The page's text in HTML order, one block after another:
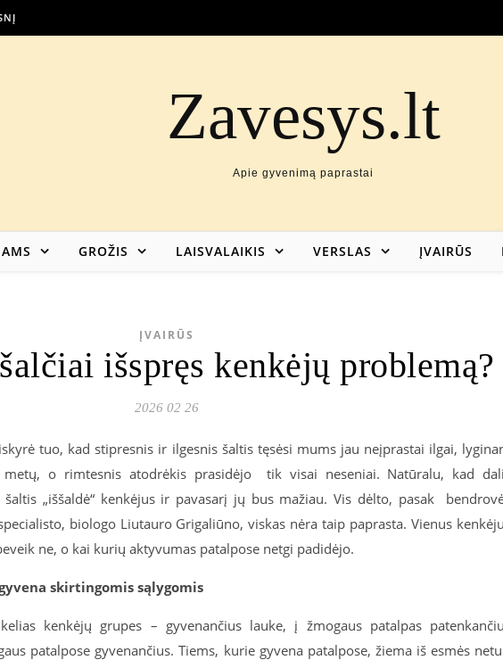
Zavesys.lt
Apie gyvenimą paprastai
GROŽIS LAISVALAIKIS VERSLAS ĮVAIRŪS
ĮVAIRŪS
išspręs kenkėjų problemą?
2026 02 26
tuo, kad stipresnis ir ilgesnis šaltis tęsėsi mums jau neįprastai ilgai,
metų, o rimtesnis atodrėkis prasidėjo tik visai neseniai. Natūralu, kad
„iššaldė“ kenkėjus ir pavasarį jų bus mažiau. Vis dėlto, pasak
biologo Liutauro Grigaliūno, viskas nėra taip paprasta. Vienus
ne, o kai kurių aktyvumas patalpose netgi padidėjo.
skirtingomis sąlygomis
kenkėjų grupes – gyvenančius lauke, į žmogaus patalpas
patalpose gyvenančius. Tiems, kurie gyvena patalpose, žiema iš esmės